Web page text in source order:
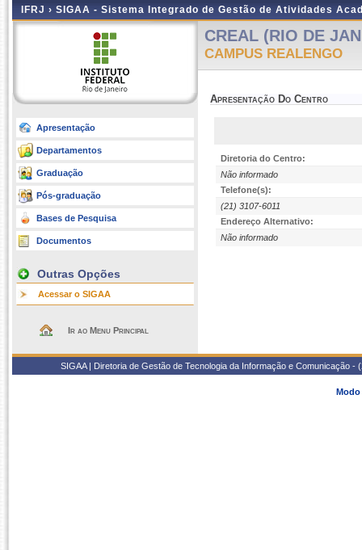
IFRJ › SIGAA - Sistema Integrado de Gestão de Atividades
Apresentação
Departamentos
Graduação
Pós-graduação
Bases de Pesquisa
Documentos
Outras Opções
Acessar o SIGAA
Ir ao Menu Principal
CREAL (RIO DE
CAMPUS REALENGO
Apresentação Do Centro
Diretoria do Centro:
Não informado
Telefone(s):
(21) 3107-6011
Endereço Alternativo:
Não informado
SIGAA | Diretoria de Gestão de Tecnologia da Informação e
Modo